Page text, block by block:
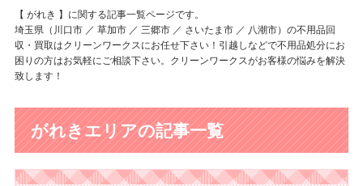
【 がれき 】に関する記事一覧ページです。
埼玉県（川口市 ／ 草加市 ／ 三郷市 ／ さいたま市 ／ 八潮市）の不用品回
収・買取はクリーンワークスにお任せ下さい！引越しなどで不用品処分にお
困りの方はお気軽にご相談下さい。クリーンワークスがお客様の悩みを解決
致します！
がれきエリアの記事一覧